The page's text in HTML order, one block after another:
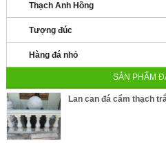
Thạch Anh Hồng
Tượng đúc
Hàng đá nhỏ
SẢN PHẨM
Lan can đá cẩm thạch